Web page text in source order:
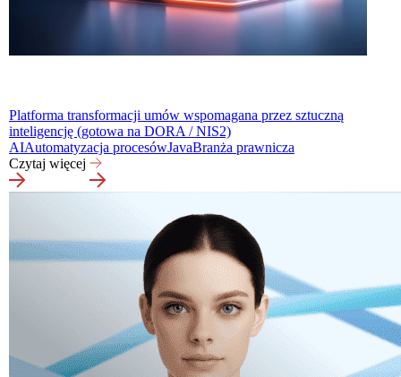
Platforma transformacji umów wspomagana przez sztuczną
inteligencję (gotowa na DORA / NIS2)
AIAutomatyzacja procesówJavaBranża prawnicza
Czytaj więcej